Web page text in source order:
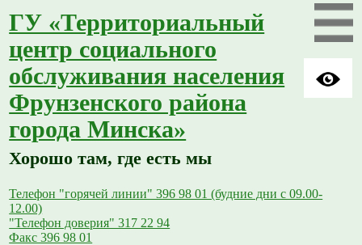
ГУ «Территориальный
центр социального
обслуживания населения
Фрунзенского района
города Минска»
Хорошо там, где есть мы
Телефон "горячей линии" 396 98 01 (будние дни с 09.00-
12.00)
"Телефон доверия" 317 22 94
Факс 396 98 01